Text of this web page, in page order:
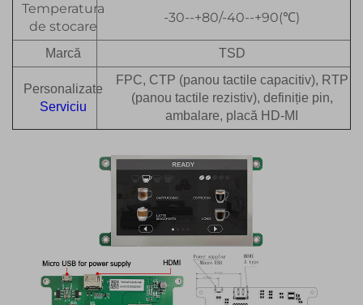
Temperatura
de stocare
-30--+80/-40--+90(℃)
Marcă TSD
Personalizate
Serviciu
FPC, CTP (panou tactile capacitiv), RTP
(panou tactile rezistiv), definiție pin,
ambalare, placă HD-MI